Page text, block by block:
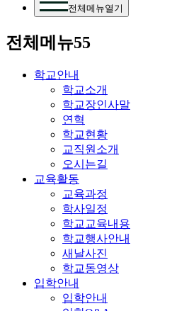
전체메뉴열기
전체메뉴55
학교안내
학교소개
학교장인사말
연혁
학교현황
교직원소개
오시는길
교육활동
교육과정
학사일정
학교교육내용
학교행사안내
새날사진
학교동영상
입학안내
입학안내